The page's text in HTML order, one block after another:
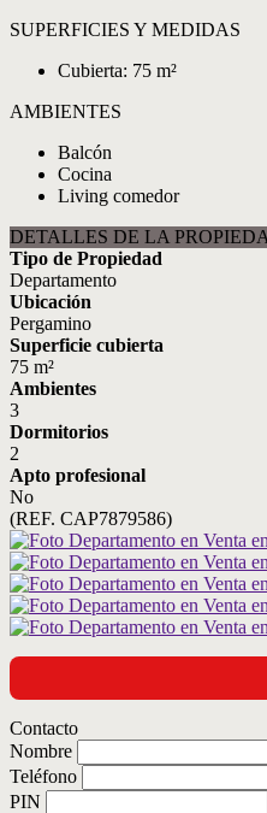
SUPERFICIES Y MEDIDAS
Cubierta: 75 m²
AMBIENTES
Balcón
Cocina
Living comedor
DETALLES DE LA
Tipo de Propiedad
Departamento
Ubicación
Pergamino
Superficie cubierta
75 m²
Ambientes
3
Dormitorios
2
Apto profesional
No
(REF. CAP7879586)
Contacto
Nombre
Teléfono
PIN